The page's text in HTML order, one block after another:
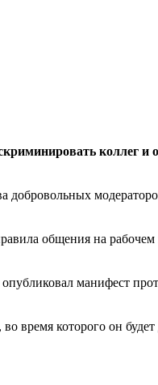
коллег и
добровольных
общения на
манифест
время которого он будет